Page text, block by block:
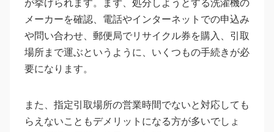
が挙げられます。まず、処分しようとする洗濯機の
メーカーを確認、電話やインターネットでの申込み
や問い合わせ、郵便局でリサイクル券を購入、引取
場所まで運ぶというように、いくつもの手続きが必
要になります。
また、指定引取場所の営業時間でないと対応しても
らえないこともデメリットになる方が多いでしょ